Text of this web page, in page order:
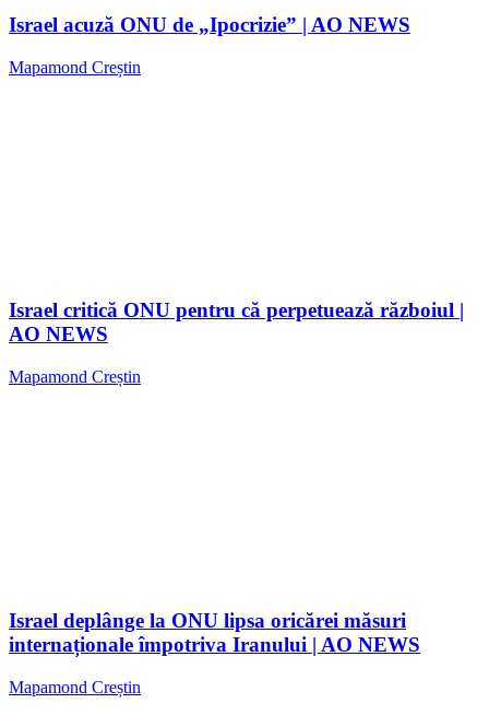
Israel acuză ONU de „Ipocrizie” | AO NEWS
Mapamond Creștin
Israel critică ONU pentru că perpetuează războiul |
AO NEWS
Mapamond Creștin
Israel deplânge la ONU lipsa oricărei măsuri
internaționale împotriva Iranului | AO NEWS
Mapamond Creștin